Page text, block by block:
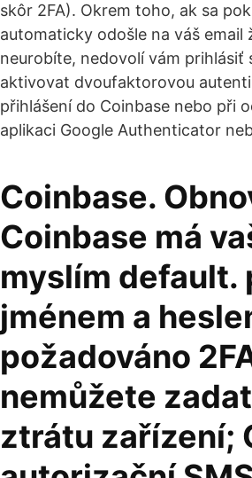
skôr 2FA). Okrem toho, ak sa
automaticky odošle na váš
neurobíte, nedovolí vám prihlásiť
aktivovat dvoufaktorovou
přihlášení do Coinbase nebo při
aplikaci Google Authenticator
Coinbase.
Coinbase má
myslím default.
jménem a
požadováno
nemůžete
ztrátu zařízení;